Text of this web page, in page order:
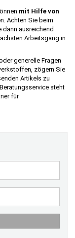
mit Hilfe von
Achten Sie beim
dann ausreichend
Arbeitsgang in
generelle Fragen
zögern Sie
Artikels zu
steht
für